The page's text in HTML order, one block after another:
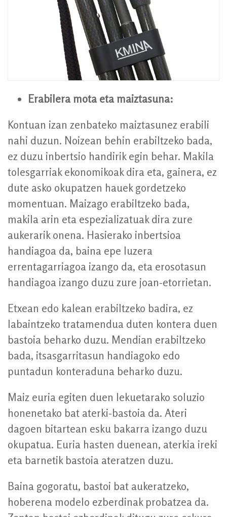
Erabilera mota eta maiztasuna:
Kontuan izan zenbateko maiztasunez erabili
nahi duzun. Noizean behin erabiltzeko bada,
ez duzu inbertsio handirik egin behar. Makila
tolesgarriak ekonomikoak dira eta, gainera, ez
dute asko okupatzen hauek gordetzeko
momentuan. Maizago erabiltzeko bada,
makila arin eta espezializatuak dira zure
aukerarik onena. Hasierako inbertsioa
handiagoa da, baina epe luzera
errentagarriagoa izango da, eta erosotasun
handiagoa izango duzu zure joan-etorrietan.
Etxean edo kalean erabiltzeko badira, ez
labaintzeko tratamendua duten kontera duen
bastoia beharko duzu. Mendian erabiltzeko
bada, itsasgarritasun handiagoko edo
puntadun konteraduna beharko duzu.
Maiz euria egiten duen lekuetarako soluzio
honenetako bat aterki-bastoia da. Ateri
dagoen bitartean esku bakarra izango duzu
okupatua. Euria hasten duenean, aterkia ireki
eta barnetik bastoia ateratzen duzu.
Baina gogoratu, bastoi bat aukeratzeko,
hoberena modelo ezberdinak probatzea da.